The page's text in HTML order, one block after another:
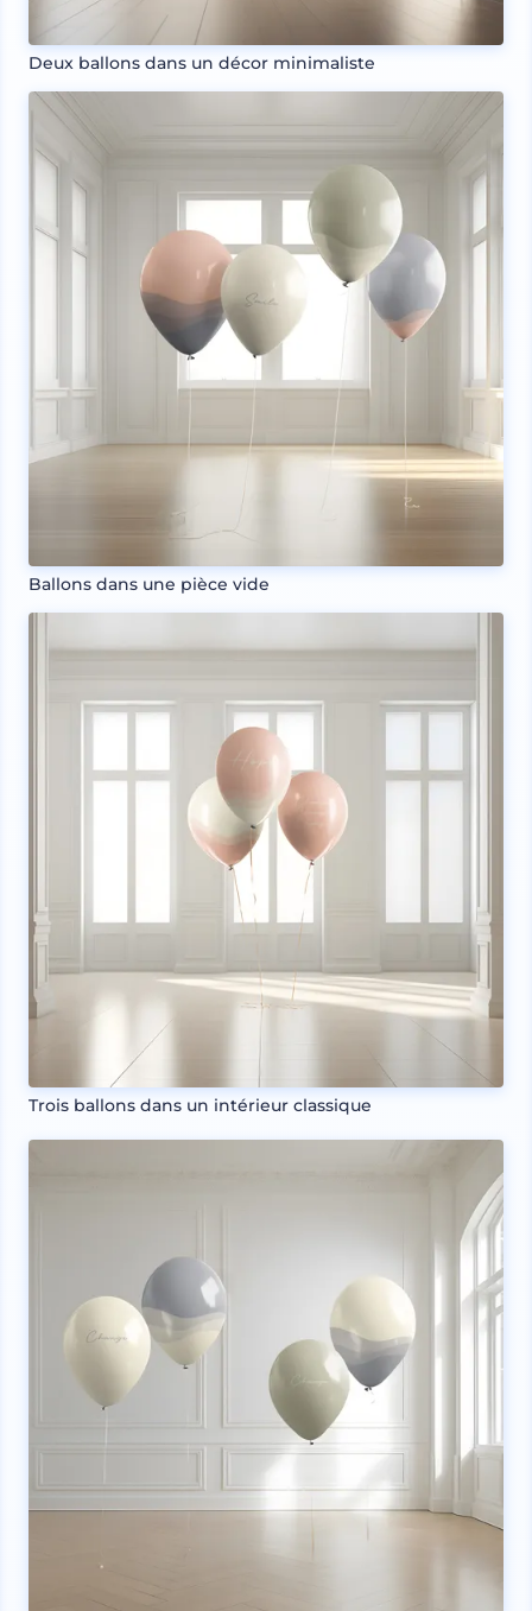
Deux ballons dans un décor minimaliste
Ballons dans une pièce vide
Trois ballons dans un intérieur classique